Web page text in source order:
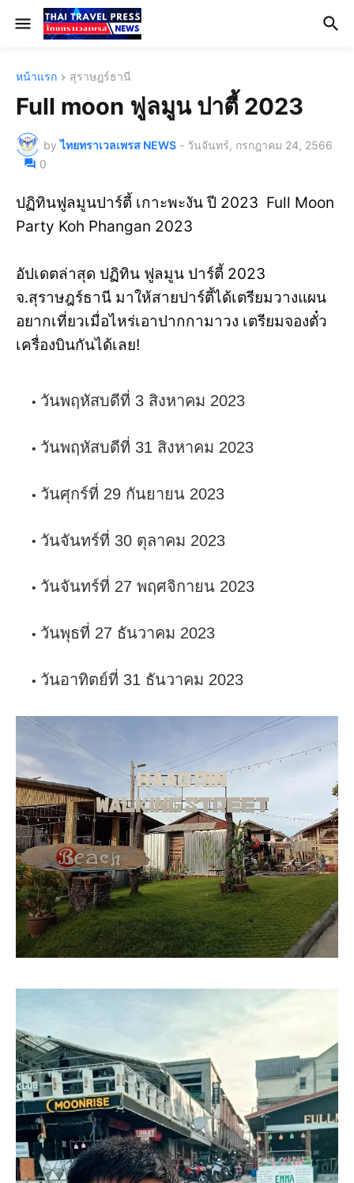
หน้าแรก สุราษฎร์ธานี
Full moon ฟูลมูน ปาตี้ 2023
by ไทยทราเวลเพรส NEWS - วันจันทร์, กรกฎาคม 24, 2566
0
ปฏิทินฟูลมูนปาร์ตี้ เกาะพะงัน ปี 2023 Full Moon
Party Koh Phangan 2023
อัปเดตล่าสุด ปฏิทิน ฟูลมูน ปาร์ตี้ 2023
จ.สุราษฎร์ธานี มาให้สายปาร์ตี้ได้เตรียมวางแผน
อยากเที่ยวเมื่อไหร่เอาปากกามาวง เตรียมจองตั๋ว
เครื่องบินกันได้เลย!
วันพฤหัสบดีที่ 3 สิงหาคม 2023
วันพฤหัสบดีที่ 31 สิงหาคม 2023
วันศุกร์ที่ 29 กันยายน 2023
วันจันทร์ที่ 30 ตุลาคม 2023
วันจันทร์ที่ 27 พฤศจิกายน 2023
วันพุธที่ 27 ธันวาคม 2023
วันอาทิตย์ที่ 31 ธันวาคม 2023